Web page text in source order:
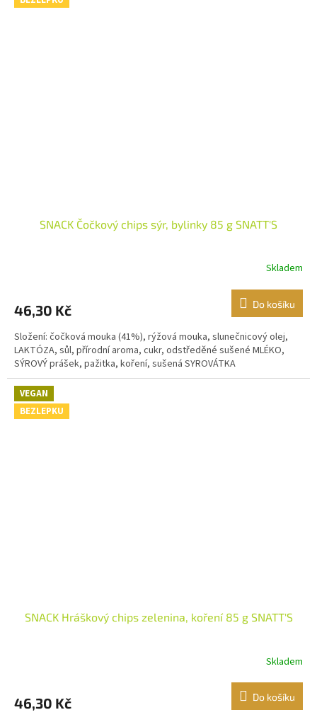
SNACK Čočkový chips sýr, bylinky 85 g SNATT'S
Skladem
46,30 Kč Do košíku
Složení: čočková mouka (41%), rýžová mouka, slunečnicový olej,
LAKTÓZA, sůl, přírodní aroma, cukr, odstředěné sušené MLÉKO,
SÝROVÝ prášek, pažitka, koření, sušená SYROVÁTKA
VEGAN
BEZLEPKU
SNACK Hráškový chips zelenina, koření 85 g SNATT'S
Skladem
46,30 Kč Do košíku